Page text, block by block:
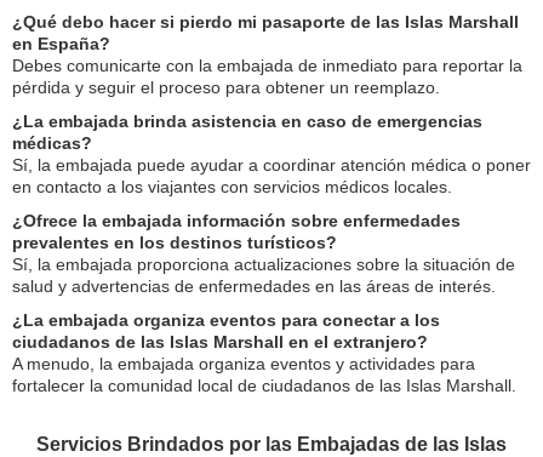
¿Qué debo hacer si pierdo mi pasaporte de las Islas Marshall
en España?
Debes comunicarte con la embajada de inmediato para reportar la
pérdida y seguir el proceso para obtener un reemplazo.
¿La embajada brinda asistencia en caso de emergencias
médicas?
Sí, la embajada puede ayudar a coordinar atención médica o poner
en contacto a los viajantes con servicios médicos locales.
¿Ofrece la embajada información sobre enfermedades
prevalentes en los destinos turísticos?
Sí, la embajada proporciona actualizaciones sobre la situación de
salud y advertencias de enfermedades en las áreas de interés.
¿La embajada organiza eventos para conectar a los
ciudadanos de las Islas Marshall en el extranjero?
A menudo, la embajada organiza eventos y actividades para
fortalecer la comunidad local de ciudadanos de las Islas Marshall.
Servicios Brindados por las Embajadas de las Islas